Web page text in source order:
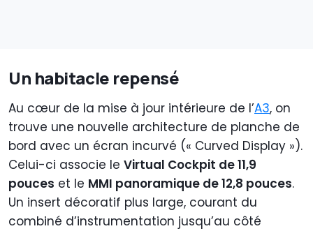
Un habitacle repensé
Au cœur de la mise à jour intérieure de l’A3, on
trouve une nouvelle architecture de planche de
bord avec un écran incurvé (« Curved Display »).
Celui-ci associe le Virtual Cockpit de 11,9
pouces et le MMI panoramique de 12,8 pouces.
Un insert décoratif plus large, courant du
combiné d’instrumentation jusqu’au côté